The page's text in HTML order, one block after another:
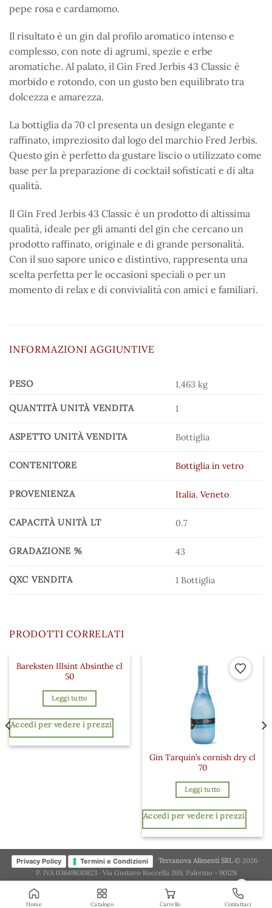
pepe rosa e cardamomo.
Il risultato è un gin dal profilo aromatico intenso e
complesso, con note di agrumi, spezie e erbe
aromatiche. Al palato, il Gin Fred Jerbis 43 Classic è
morbido e rotondo, con un gusto ben equilibrato tra
dolcezza e amarezza.
La bottiglia da 70 cl presenta un design elegante e
raffinato, impreziosito dal logo del marchio Fred Jerbis.
Questo gin è perfetto da gustare liscio o utilizzato come
base per la preparazione di cocktail sofisticati e di alta
qualità.
Il Gin Fred Jerbis 43 Classic è un prodotto di altissima
qualità, ideale per gli amanti del gin che cercano un
prodotto raffinato, originale e di grande personalità.
Con il suo sapore unico e distintivo, rappresenta una
scelta perfetta per le occasioni speciali o per un
momento di relax e di convivialità con amici e familiari.
INFORMAZIONI AGGIUNTIVE
PESO 1,463 kg
QUANTITÀ UNITÀ VENDITA 1
ASPETTO UNITÀ VENDITA Bottiglia
CONTENITORE Bottiglia in vetro
PROVENIENZA Italia,Veneto
CAPACITÀ UNITÀ LT 0.7
GRADAZIONE % 43
QXC VENDITA 1 Bottiglia
PRODOTTI CORRELATI
Aggiungi ai preferiti
Bareksten Illsint Absinthe cl
50
Leggi tutto
Accedi per vedere i prezzi
Gin Tarquin’s cornish dry cl
70
Leggi tutto
Accedi per vedere i prezzi
ai preferiti
Privacy Policy Termini e Condizioni · Terranova Alimenti SRL© 2026 ·
P. IVA 03649630823 · Via Gustavo Roccella 269, Palermo - 90128
×
Home Catalogo Carrello Contattaci